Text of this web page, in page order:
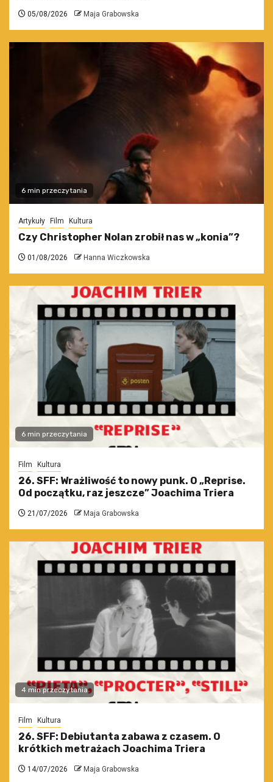
05/08/2026 Maja Grabowska
6 min przeczytania
Artykuły Film Kultura
Czy Christopher Nolan zrobił nas w „konia”?
01/08/2026 Hanna Wiczkowska
6 min przeczytania
Film Kultura
26. SFF: Wrażliwość to nowy punk. O „Reprise.
Od początku, raz jeszcze” Joachima Triera
21/07/2026 Maja Grabowska
4 min przeczytania
Film Kultura
26. SFF: Debiutanta zabawa z czasem. O
krótkich metrażach Joachima Triera
14/07/2026 Maja Grabowska